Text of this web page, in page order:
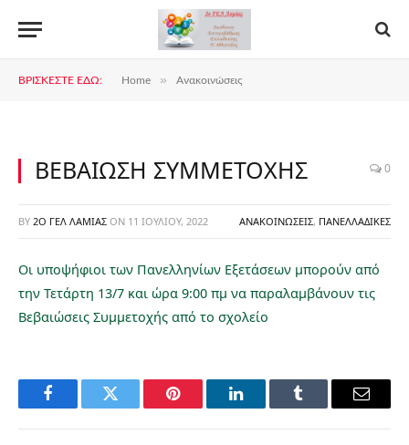
ΒΡΊΣΚΕΣΤΕ ΕΔΏ: Home » Ανακοινώσεις
ΒΕΒΑΙΩΣΗ ΣΥΜΜΕΤΟΧΗΣ 0
BY 2Ο ΓΕΛ ΛΑΜΊΑΣ ON 11 ΙΟΥΛΊΟΥ, 2022 ΑΝΑΚΟΙΝΏΣΕΙΣ, ΠΑΝΕΛΛΑΔΙΚΈΣ
Οι υποψήφιοι των Πανελληνίων Εξετάσεων μπορούν από
την Τετάρτη 13/7 και ώρα 9:00 πμ να παραλαμβάνουν τις
Βεβαιώσεις Συμμετοχής από το σχολείο
FacebookTwitter Pinterest LinkedInTumblr Email